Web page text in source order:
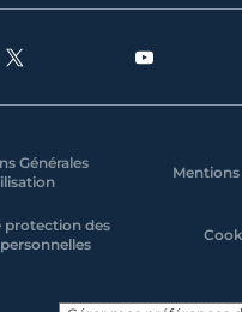
Générales
Mentions
protection des